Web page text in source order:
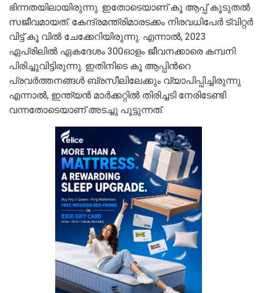
ഭിന്നതയിലായിരുന്നു. ഇതോടെയാണ് കൂ ആപ്പ് കൂടുതൽ
സജീവമായത്. കേന്ദ്രമന്ത്രിമാരടക്കം നിരവധിപേർ ട്വിറ്റർ
വിട്ട് കൂ വിൽ ചേക്കേറിയിരുന്നു. എന്നാല്‍, 2023
ഏപ്രിലിൽ ഏകദേശം 300ഓളം ജീവനക്കാരെ കമ്പനി
പിരിച്ചുവിട്ടിരുന്നു. ഇതിനിടെ കൂ ആപ്പിന്‍റെ
പ്രവർത്തനങ്ങൾ ബ്രസീലിലേക്കും വ്യാപിപ്പിച്ചിരുന്നു
എന്നാൽ, ഇന്ത്യൻ മാർക്കറ്റിൽ തിരിച്ചടി നേരിടേണ്ടി
വന്നതോടെയാണ് അടച്ചു പൂട്ടുന്നത്.